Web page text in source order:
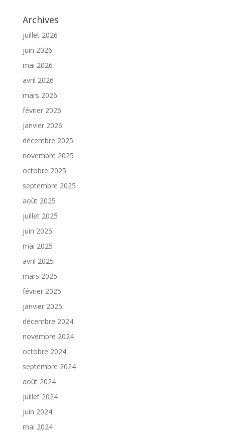
Archives
juillet 2026
juin 2026
mai 2026
avril 2026
mars 2026
février 2026
janvier 2026
décembre 2025
novembre 2025
octobre 2025
septembre 2025
août 2025
juillet 2025
juin 2025
mai 2025
avril 2025
mars 2025
février 2025
janvier 2025
décembre 2024
novembre 2024
octobre 2024
septembre 2024
août 2024
juillet 2024
juin 2024
mai 2024